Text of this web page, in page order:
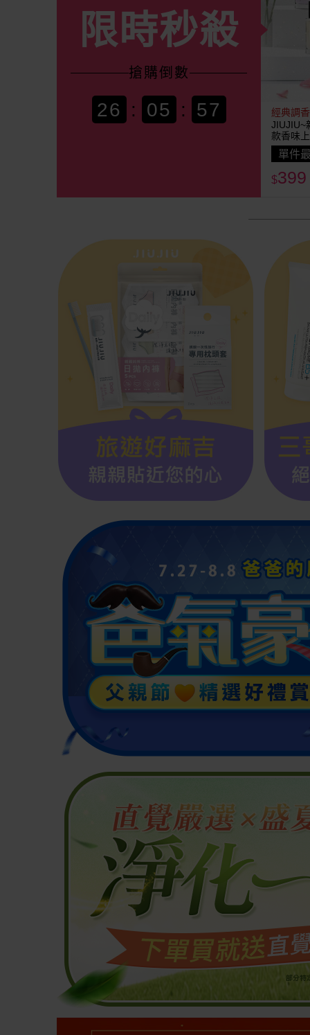
限時秒殺
搶購倒數
26 : 05 : 54
經典調
JIUJIU~
款香味
單件
$399